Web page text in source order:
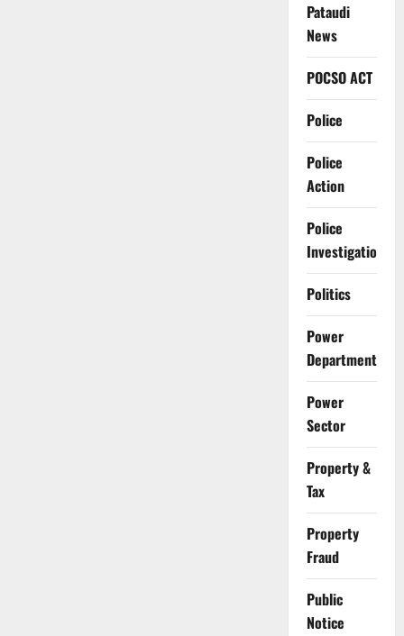
Pataudi
News
POCSO ACT
Police
Police
Action
Police
Investigation
Politics
Power
Department
Power
Sector
Property &
Tax
Property
Fraud
Public
Notice